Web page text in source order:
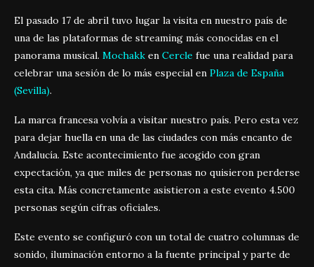
El pasado 17 de abril tuvo lugar la visita en nuestro país de
una de las plataformas de streaming más conocidas en el
panorama musical. Mochakk en Cercle fue una realidad para
celebrar una sesión de lo más especial en Plaza de España
(Sevilla).
La marca francesa volvía a visitar nuestro país. Pero esta vez
para dejar huella en una de las ciudades con más encanto de
Andalucía. Este acontecimiento fue acogido con gran
expectación, ya que miles de personas no quisieron perderse
esta cita. Más concretamente asistieron a este evento 4.500
personas según cifras oficiales.
Este evento se configuró con un total de cuatro columnas de
sonido, iluminación entorno a la fuente principal y parte de